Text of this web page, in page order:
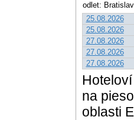
odlet:
25.08.2026
25.08.2026
27.08.2026
27.08.2026
27.08.2026
na
oblasti